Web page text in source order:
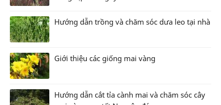
Hướng dẫn trồng và chăm sóc dưa leo tại nhà
Giới thiệu các giống mai vàng
Hướng dẫn cắt tỉa cành mai và chăm sóc cây